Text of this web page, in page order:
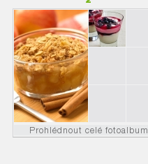
Prohlédnout celé fotoalbum